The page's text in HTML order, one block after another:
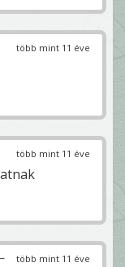
több mint 11 éve
több mint 11 éve
több mint 11 éve